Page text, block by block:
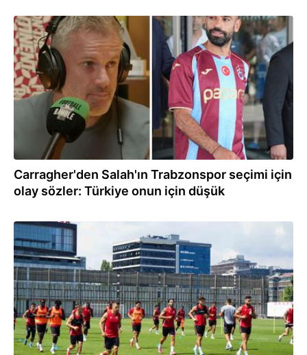
15:48
Carragher'den Salah'ın Trabzonspor seçimi için
olay sözler: Türkiye onun için düşük
15:42